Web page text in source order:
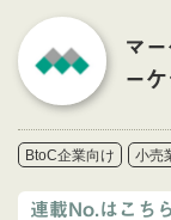
マ
ー
連載No.はこちら
BtoC企業向け 小売